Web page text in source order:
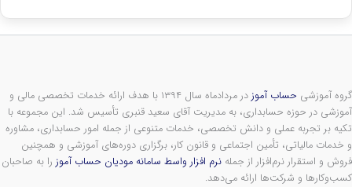
گروه آموزشی حساب آموز
در مردادماه سال ۱۳۹۴ با هدف ارائه خدمات تخصصی مالی و
آموزشی در حوزه حسابداری، به مدیریت آقای سعید قنبری تأسیس شد. این مجموعه با
تکیه بر تجربه عملی و دانش تخصصی، خدمات متنوعی از جمله امور حسابداری، مشاوره
و خدمات مالیاتی، تأمین اجتماعی و قانون کار، برگزاری دوره‌های آموزشی و همچنین
فروش و استقرار نرم‌افزار از جمله نرم افزار واسط سامانه مودیان حساب آموز را به صاحبان
کسب‌وکارها و شرکت‌ها ارائه می‌دهد.